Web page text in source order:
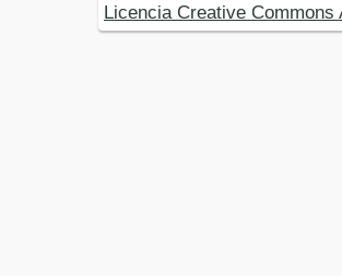
Licencia Creative